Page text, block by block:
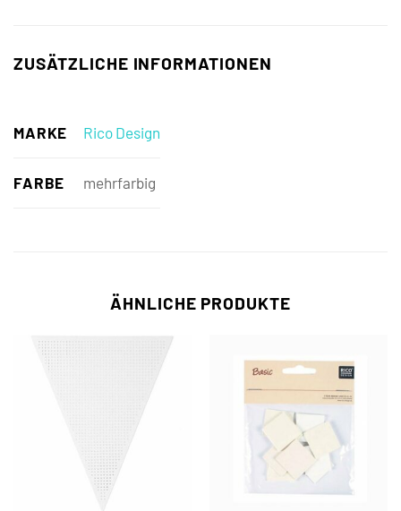
ZUSÄTZLICHE INFORMATIONEN
MARKE Rico Design
FARBE mehrfarbig
ÄHNLICHE PRODUKTE